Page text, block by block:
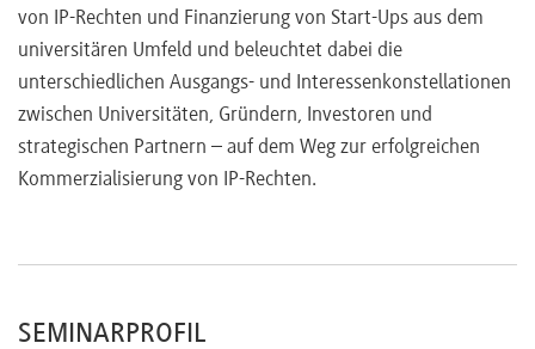
von IP-Rechten und Finanzierung von Start-Ups aus dem
universitären Umfeld und beleuchtet dabei die
unterschiedlichen Ausgangs- und Interessenkonstellationen
zwischen Universitäten, Gründern, Investoren und
strategischen Partnern – auf dem Weg zur erfolgreichen
Kommerzialisierung von IP-Rechten.
SEMINARPROFIL